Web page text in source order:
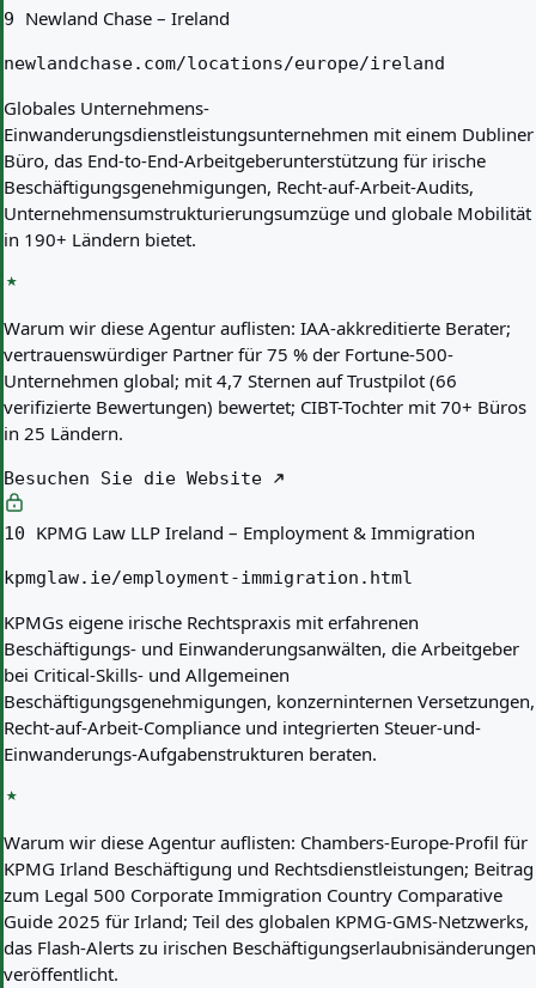
9 Newland Chase – Ireland
newlandchase.com/locations/europe/ireland
Globales Unternehmens-
Einwanderungsdienstleistungsunternehmen mit einem Dubliner
Büro, das End-to-End-Arbeitgeberunterstützung für irische
Beschäftigungsgenehmigungen, Recht-auf-Arbeit-Audits,
Unternehmensumstrukturierungsumzüge und globale Mobilität
in 190+ Ländern bietet.
Warum wir diese Agentur auflisten: IAA-akkreditierte Berater;
vertrauenswürdiger Partner für 75 % der Fortune-500-
Unternehmen global; mit 4,7 Sternen auf Trustpilot (66
verifizierte Bewertungen) bewertet; CIBT-Tochter mit 70+ Büros
in 25 Ländern.
Besuchen Sie die Website
10 KPMG Law LLP Ireland – Employment & Immigration
kpmglaw.ie/employment-immigration.html
KPMGs eigene irische Rechtspraxis mit erfahrenen
Beschäftigungs- und Einwanderungsanwälten, die Arbeitgeber
bei Critical-Skills- und Allgemeinen
Beschäftigungsgenehmigungen, konzerninternen Versetzungen,
Recht-auf-Arbeit-Compliance und integrierten Steuer-und-
Einwanderungs-Aufgabenstrukturen beraten.
Warum wir diese Agentur auflisten: Chambers-Europe-Profil für
KPMG Irland Beschäftigung und Rechtsdienstleistungen; Beitrag
zum Legal 500 Corporate Immigration Country Comparative
Guide 2025 für Irland; Teil des globalen KPMG-GMS-Netzwerks,
das Flash-Alerts zu irischen Beschäftigungserlaubnisänderungen
veröffentlicht.